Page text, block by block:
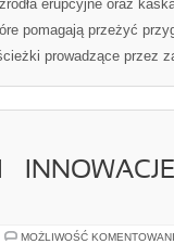
źródła erupcyjne oraz
pomagają przeżyć
prowadzące przez
– INNOWACJE
MOŻLIWOŚĆ